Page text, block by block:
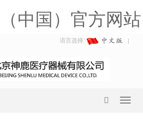
中国）官方网站
语言选择: